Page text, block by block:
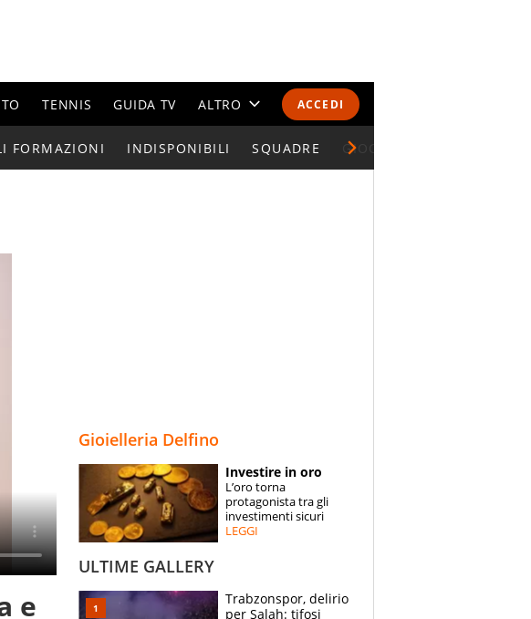
ACCEDI
TENNIS GUIDA TV ALTRO
CALENDARI E CLASSIFICHE
ESPERTI
CONTATTI
FORMAZIONI INDISPONIBILI SQUADRE GIOCATORI SERIE A
e
Gioielleria Delfino
Investire in oro
L’oro torna
protagonista tra gli
investimenti sicuri
LEGGI
ULTIME GALLERY
Trabzonspor, delirio
per Salah: tifosi